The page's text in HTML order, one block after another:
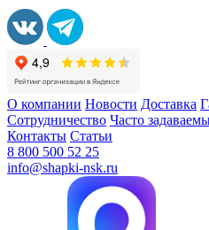
О компании Новости Доставка
Сотрудничество Часто
Контакты Статьи
8 800 500 52 25
info@shapki-nsk.ru